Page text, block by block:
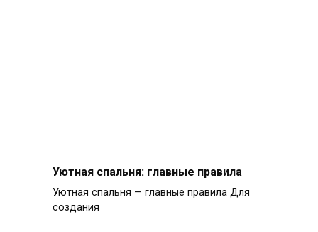
Уютная спальня: главные правила
Уютная спальня — главные правила Для
создания